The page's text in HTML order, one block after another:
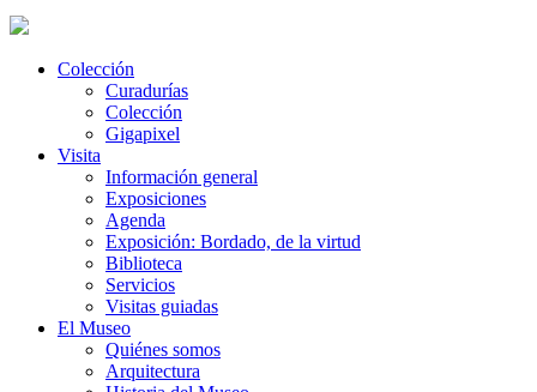
Colección
Curadurías
Colección
Gigapixel
Visita
Información general
Exposiciones
Agenda
Exposición: Bordado, de la virtud
Biblioteca
Servicios
Visitas guiadas
El Museo
Quiénes somos
Arquitectura